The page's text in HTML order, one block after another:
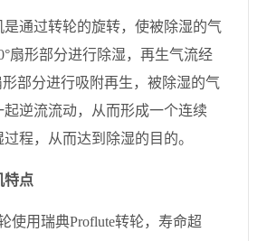
过转轮的旋转，使被除湿的气
扇形部分进行除湿，再生气流经
形部分进行吸附再生，被除湿的气
逆流流动，从而形成一个连续
程，从而达到除湿的目的。
特点
使用瑞典Proflute转轮，寿命超